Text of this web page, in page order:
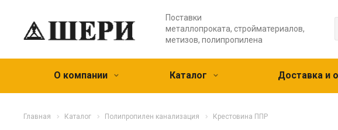
Поставки
металлопроката, стройматериалов,
метизов, полипропилена
О компании Каталог Доставка и
Главная Каталог Полипропилен канализация Крестовина ППР